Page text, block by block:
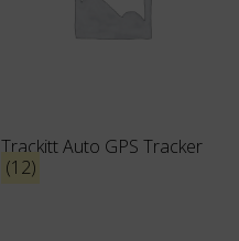
Trackitt Auto GPS Tracker
(12)